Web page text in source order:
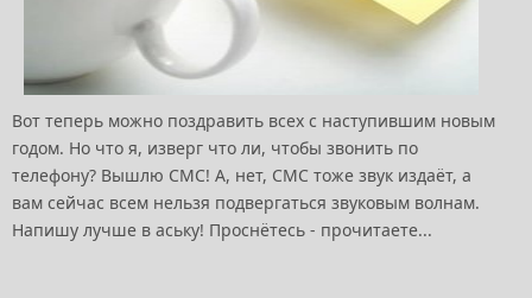
Вот теперь можно поздравить всех с наступившим новым
годом. Но что я, изверг что ли, чтобы звонить по
телефону? Вышлю СМС! А, нет, СМС тоже звук издаёт, а
вам сейчас всем нельзя подвергаться звуковым волнам.
Напишу лучше в аську! Проснётесь - прочитаете...